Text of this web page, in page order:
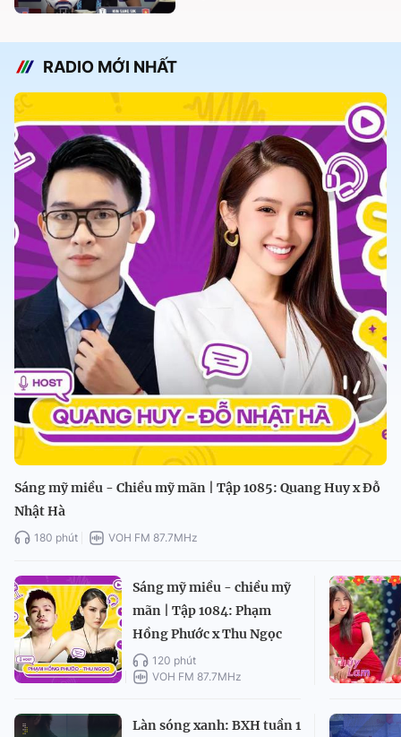
RADIO MỚI NHẤT
Sáng mỹ miều - Chiều mỹ mãn | Tập 1085: Quang Huy x Đỗ
Nhật Hà
180 phút VOH FM 87.7MHz
Sáng mỹ miều - chiều mỹ
mãn | Tập 1084: Phạm
Hồng Phước x Thu Ngọc
120 phút
VOH FM 87.7MHz
Làn sóng xanh: BXH tuần 1